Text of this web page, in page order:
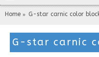
Home G-star carnic color
G-star carnic